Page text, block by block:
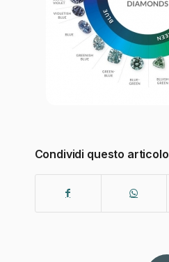
Condividi questo articolo